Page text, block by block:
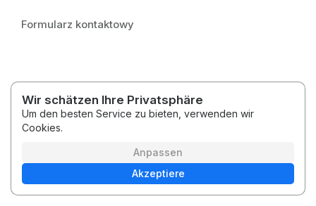
Formularz kontaktowy
2026 © Medytacje Kody Światła
Bedingungen und KonditionenDatenschutzbestimmungen
Wir schätzen Ihre Privatsphäre
Um den besten Service zu bieten, verwenden wir
Cookies.
Anpassen
Akzeptiere